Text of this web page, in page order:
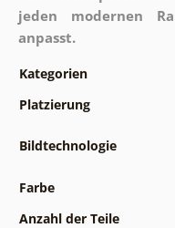
jeden modernen
anpasst.
Kategorien
Platzierung
Bildtechnologie
Farbe
Anzahl der Teile